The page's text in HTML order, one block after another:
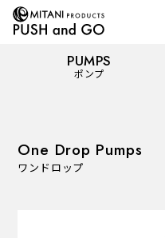
PUMPS
ポンプ
One Drop Pumps
ワンドロップ